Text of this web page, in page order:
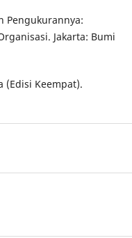
Pengukurannya:
Jakarta: Bumi
(Edisi Keempat).